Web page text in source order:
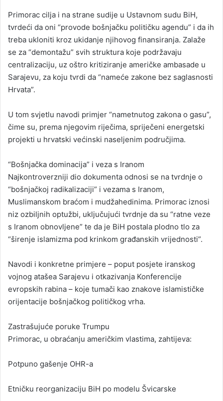
Primorac cilja i na strane sudije u Ustavnom sudu BiH,
tvrdeći da oni “provode bošnjačku političku agendu” i da ih
treba ukloniti kroz ukidanje njihovog finansiranja. Zalaže
se za “demontažu” svih struktura koje podržavaju
centralizaciju, uz oštro kritiziranje američke ambasade u
Sarajevu, za koju tvrdi da “nameće zakone bez saglasnosti
Hrvata”.
U tom svjetlu navodi primjer “nametnutog zakona o gasu”,
čime su, prema njegovim riječima, spriječeni energetski
projekti u hrvatski većinski naseljenim područjima.
“Bošnjačka dominacija” i veza s Iranom
Najkontroverzniji dio dokumenta odnosi se na tvrdnje o
“bošnjačkoj radikalizaciji” i vezama s Iranom,
Muslimanskom braćom i mudžahedinima. Primorac iznosi
niz ozbiljnih optužbi, uključujući tvrdnje da su “ratne veze
s Iranom obnovljene” te da je BiH postala plodno tlo za
“širenje islamizma pod krinkom građanskih vrijednosti”.
Navodi i konkretne primjere – poput posjete iranskog
vojnog atašea Sarajevu i otkazivanja Konferencije
evropskih rabina – koje tumači kao znakove islamističke
orijentacije bošnjačkog političkog vrha.
Zastrašujuće poruke Trumpu
Primorac, u obraćanju američkim vlastima, zahtijeva:
Potpuno gašenje OHR-a
Etničku reorganizaciju BiH po modelu Švicarske